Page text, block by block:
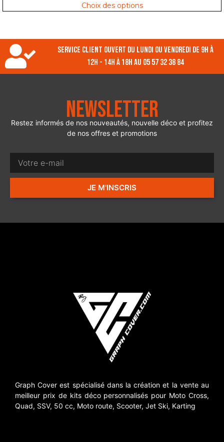
Choix des options
Service client ouvert du lundi ou vendredi de 9h à
12h - 14h à 18h au 05 57 32 38 84
Newsletter
Restez informés de nos nouveautés, nouvelle déco et profitez
de nos offres et promotions
JE M'INSCRIS
Graph Cover est spécialisé dans la création et la vente au
meilleur prix de kits déco personnalisés pour Moto Cross,
Quad, SSV, 50 cc, Moto route, Scooter, Jet Ski, Karting